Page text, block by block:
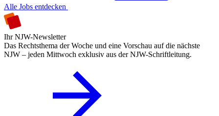
Alle Jobs entdecken
Ihr NJW-Newsletter
Das Rechtsthema der Woche und eine Vorschau auf die nächste
NJW – jeden Mittwoch exklusiv aus der NJW-Schriftleitung.